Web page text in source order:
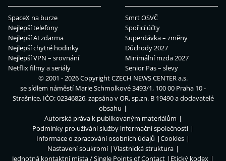
SpaceX na burze
Nejlepší telefony
Nejlepší AI zdarma
Nejlepší chytré hodinky
Nejlepší VPN – srovnání
Netflix filmy a seriály
Smrt OSVČ
Spořicí účty
Superdávka – změny
Důchody 2027
Minimální mzda 2027
Senior Pas – slevy
© 2001 - 2026 CopyrightCZECH NEWS CENTER a.s.
se sídlem náměstí Marie Schmolkové 3493/1, 100 00 Praha 10 -
Strašnice, IČO: 02346826, zapsána v OR, sp.zn. B 19490 a dodavatelé
obsahu
Autorská práva k publikovaným materiálům
Podmínky pro užívání služby informační společnosti
Informace o zpracování osobních údajů
Cookies
Nastavení soukromí
Vlastnická struktura
Jednotná kontaktní místa / Single Points of Contact
Etický kodex